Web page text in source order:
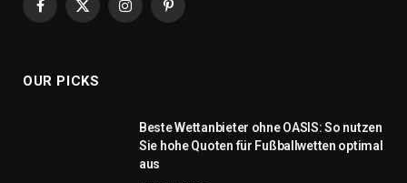
Facebook
X
InstagramPinterest
OUR PICKS
Beste Wettanbieter ohne OASIS: So nutzen
Sie hohe Quoten für Fußballwetten optimal
aus